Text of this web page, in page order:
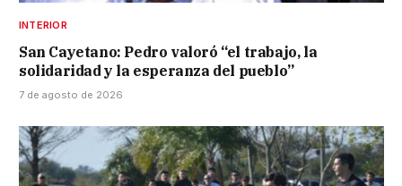
INTERIOR
San Cayetano: Pedro valoró “el trabajo, la
solidaridad y la esperanza del pueblo”
7 de agosto de 2026